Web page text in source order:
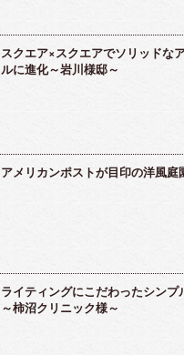
スクエア×スクエアでソリッドな
ルに進化～岩川様邸～
アメリカンポストが目印の洋風庭
ライティングにこだわったシンプ
～柿沼クリニック様～